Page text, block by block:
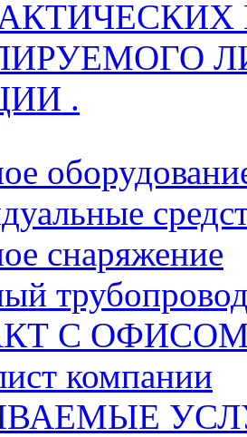
.
снаряжение
С ОФИСОМ
компании